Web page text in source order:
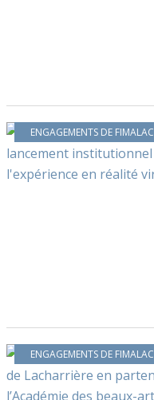
ENGAGEMENTS DE FIMALAC
ENGAGEMENTS DE FIMALAC